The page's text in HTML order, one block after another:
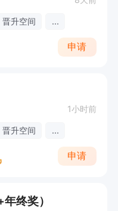
晋升空间 ...
申请
1小时前
晋升空间 ...
申请
终奖）